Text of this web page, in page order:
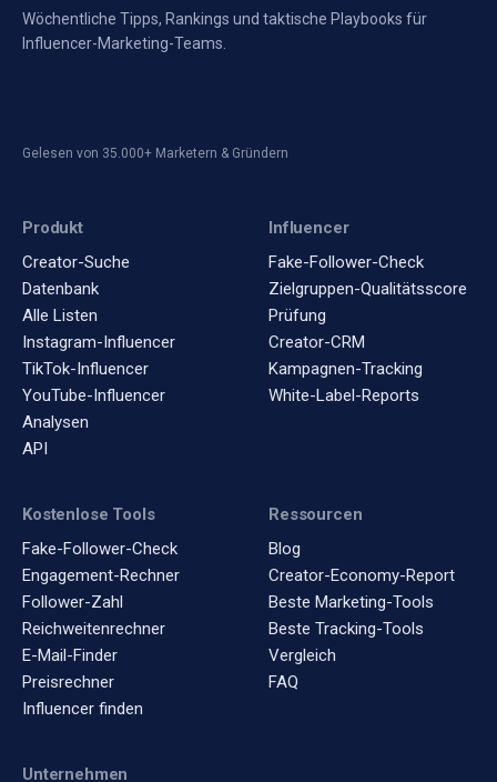
Wöchentliche Tipps, Rankings und taktische Playbooks für
Influencer-Marketing-Teams.
Gelesen von 35.000+ Marketern & Gründern
Produkt
Creator-Suche
Datenbank
Alle Listen
Instagram-Influencer
TikTok-Influencer
YouTube-Influencer
Analysen
API
Influencer
Fake-Follower-Check
Zielgruppen-Qualitätsscore
Prüfung
Creator-CRM
Kampagnen-Tracking
White-Label-Reports
Kostenlose Tools
Fake-Follower-Check
Engagement-Rechner
Follower-Zahl
Reichweitenrechner
E-Mail-Finder
Preisrechner
Influencer finden
Ressourcen
Blog
Creator-Economy-Report
Beste Marketing-Tools
Beste Tracking-Tools
Vergleich
FAQ
Unternehmen